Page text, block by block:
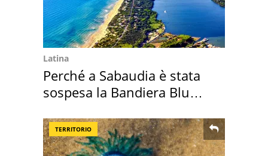
Latina
Perché a Sabaudia è stata
sospesa la Bandiera Blu
TERRITORIO